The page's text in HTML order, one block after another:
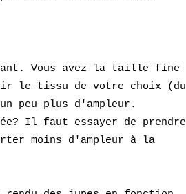
Vous avez la taille fine
le tissu de votre choix (du
peu plus d'ampleur.
Il faut essayer de prendre
moins d'ampleur à la